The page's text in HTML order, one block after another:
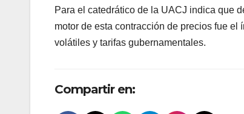
Para el catedrático de la UACJ indica que
motor de esta contracción de precios fue
volátiles y tarifas gubernamentales.
Compartir en: